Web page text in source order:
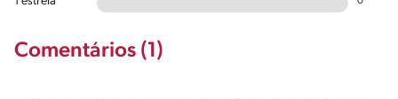
Comentários (1)